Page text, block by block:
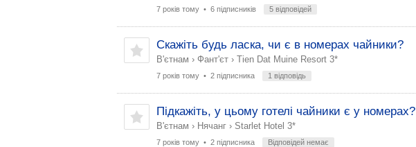
7 років тому• 6 підписників 5 відповідей
Скажіть будь ласка, чи є в номерах чайники?
В'єтнам › Фант'єт› Tien Dat Muine Resort 3*
7 років тому• 2 підписника 1 відповідь
Підкажіть, у цьому готелі чайники є у номерах?
В'єтнам › Нячанг› Starlet Hotel 3*
7 років тому• 2 підписника Відповідей немає